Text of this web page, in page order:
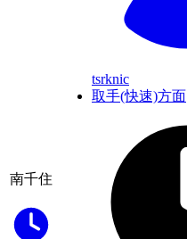
南千住
tsrknic
取手(快速)方面